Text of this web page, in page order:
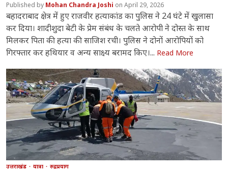
Mohan Chandra Joshi April 29, 2026
बहादराबाद क्षेत्र में हुए राजवीर हत्याकांड का पुलिस ने 24 घंटे में खुलासा
कर दिया। शादीशुदा बेटी के प्रेम संबंध के चलते आरोपी ने दोस्त के साथ
मिलकर पिता की हत्या की साजिश रची। पुलिस ने दोनों आरोपियों को
गिरफ्तार कर हथियार व अन्य साक्ष्य बरामद किए।... Read More
उत्तराखंड यात्रा रुद्रप्रयाग